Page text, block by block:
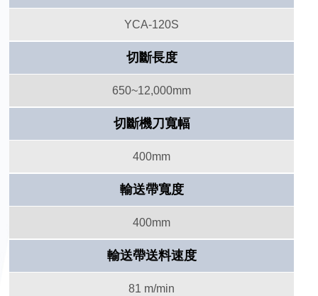
YCA-120S
切斷長度
650~12,000mm
切斷機刀寬幅
400mm
輸送帶寬度
400mm
輸送帶送料速度
81 m/min